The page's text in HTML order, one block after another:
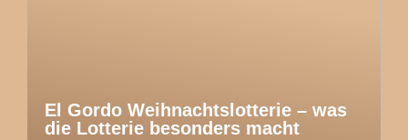
El Gordo Weihnachtslotterie – was
die Lotterie besonders macht